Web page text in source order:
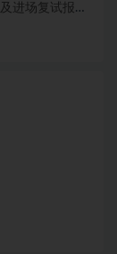
进场复试报